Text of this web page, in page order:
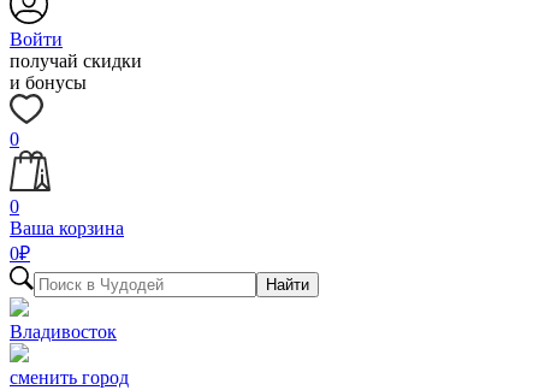
Войти
получай скидки
и бонусы
0
0
Ваша корзина
0₽
Найти
Владивосток
сменить город